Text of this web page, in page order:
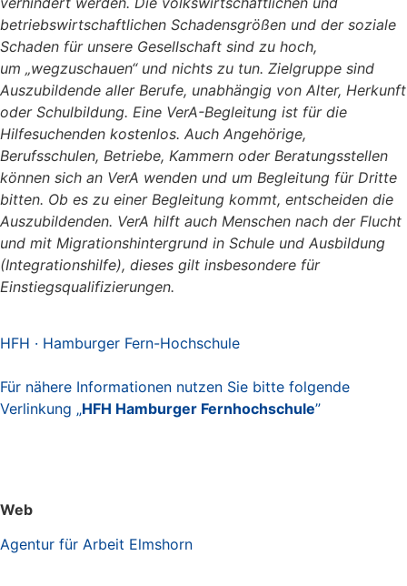
betriebswirtschaftlichen Schadensgrößen und der soziale
Schaden für unsere Gesellschaft sind zu hoch,
um
wegzuschauen und nichts zu tun. Zielgruppe sind
Auszubildende aller Berufe, unabhängig von Alter, Herkunft
oder Schulbildung. Eine VerA-Begleitung ist für die
Hilfesuchenden kostenlos. Auch Angehörige,
Berufsschulen, Betriebe, Kammern oder Beratungsstellen
können sich an VerA wenden und um Begleitung für Dritte
bitten. Ob es zu einer Begleitung kommt, entscheiden die
Auszubildenden. VerA hilft auch Menschen nach der Flucht
und mit Migrationshintergrund in Schule und Ausbildung
(Integrationshilfe), dieses gilt insbesondere für
Einstiegsqualifizierungen.
HFH · Hamburger Fern-Hochschule
Für nähere Informationen nutzen Sie bitte folgende
Verlinkung „HFH Hamburger Fernhochschule”
Web
Agentur für Arbeit Elmshorn